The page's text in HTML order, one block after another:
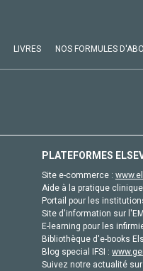
LIVRES NOS FORMULES
PLATEFORMES
Site e-commerce :
Aide à la pratique
Portail pour les
Site d'information sur
E-learning pour les
Bibliothèque d'e-books
Blog special IFSI :
Suivez notre actualité